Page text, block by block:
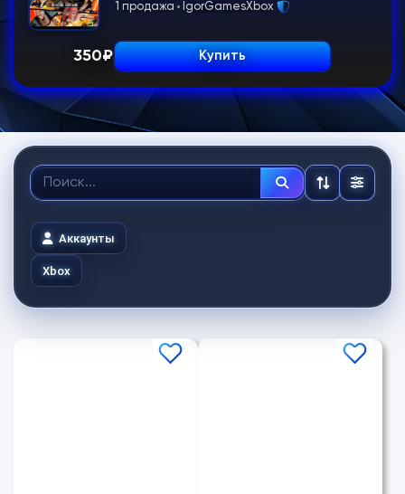
1 продажа IgorGamesXbox
350₽ Купить
Аккаунты
Xbox